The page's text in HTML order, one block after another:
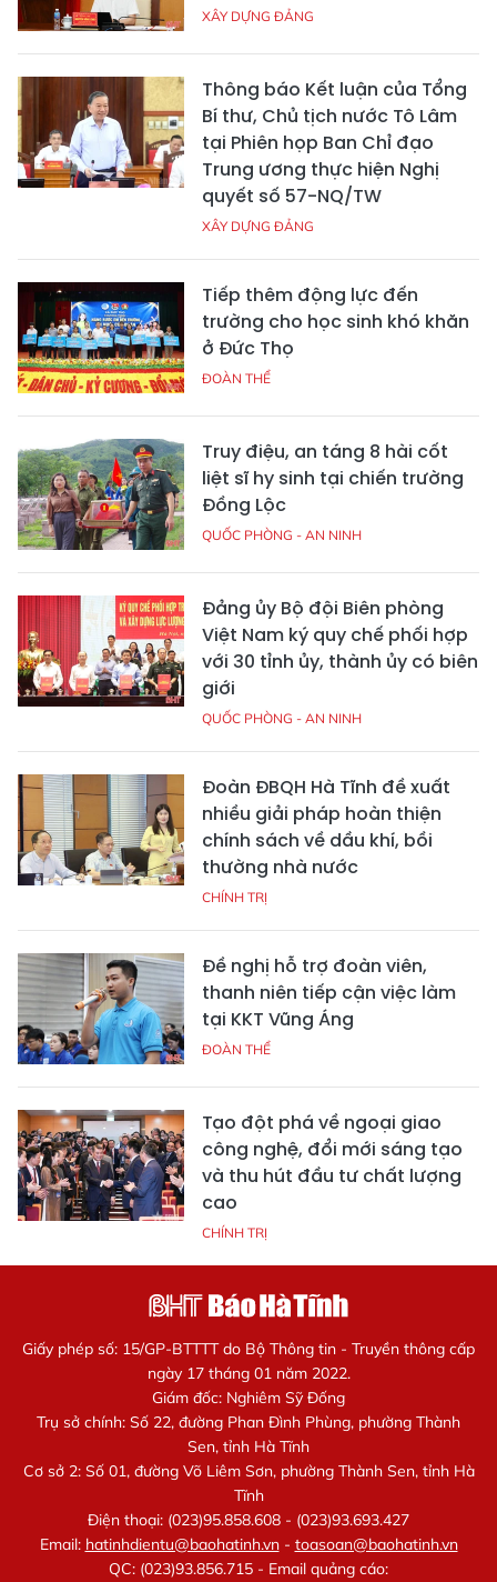
XÂY DỰNG ĐẢNG
Thông báo Kết luận của Tổng
Bí thư, Chủ tịch nước Tô Lâm
tại Phiên họp Ban Chỉ đạo
Trung ương thực hiện Nghị
quyết số 57-NQ/TW
XÂY DỰNG ĐẢNG
Tiếp thêm động lực đến
trường cho học sinh khó khăn
ở Đức Thọ
ĐOÀN THỂ
Truy điệu, an táng 8 hài cốt
liệt sĩ hy sinh tại chiến trường
Đồng Lộc
QUỐC PHÒNG - AN NINH
Đảng ủy Bộ đội Biên phòng
Việt Nam ký quy chế phối hợp
với 30 tỉnh ủy, thành ủy có biên
giới
QUỐC PHÒNG - AN NINH
Đoàn ĐBQH Hà Tĩnh đề xuất
nhiều giải pháp hoàn thiện
chính sách về dầu khí, bồi
thường nhà nước
CHÍNH TRỊ
Đề nghị hỗ trợ đoàn viên,
thanh niên tiếp cận việc làm
tại KKT Vũng Áng
ĐOÀN THỂ
Tạo đột phá về ngoại giao
công nghệ, đổi mới sáng tạo
và thu hút đầu tư chất lượng
cao
CHÍNH TRỊ
Giấy phép số: 15/GP-BTTTT do Bộ Thông tin - Truyền thông cấp
ngày 17 tháng 01 năm 2022.
Giám đốc: Nghiêm Sỹ Đống
Trụ sở chính: Số 22, đường Phan Đình Phùng, phường Thành
Sen, tỉnh Hà Tĩnh
Cơ sở 2: Số 01, đường Võ Liêm Sơn, phường Thành Sen, tỉnh Hà
Tĩnh
Điện thoại: (023)95.858.608 - (023)93.693.427
Email: hatinhdientu@baohatinh.vn- toasoan@baohatinh.vn
QC: (023)93.856.715 - Email quảng cáo: